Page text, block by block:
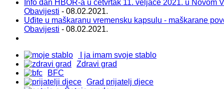
Info dan HBOR-a u četvrtak 11. veljače 2021. u Novom
Obavijesti - 08.02.2021.
Uđite u maškaranu vremensku kapsulu - maškarane
Obavijesti - 08.02.2021.
I ja imam svoje stablo
Zdravi grad
BFC
Grad prijatelj djece